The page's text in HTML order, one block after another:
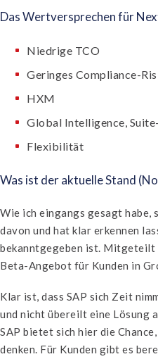
Das Wertversprechen für
Niedrige TCO
Geringes Compliance-
HXM
Global Intelligence,
Flexibilität
Was ist der aktuelle Stand
Wie ich eingangs gesagt habe,
davon und hat klar erkennen
bekanntgegeben ist. Mitgeteilt
Beta-Angebot für Kunden in
Klar ist, dass SAP sich Zeit
und nicht übereilt eine Lösung
SAP bietet sich hier die
denken. Für Kunden gibt es